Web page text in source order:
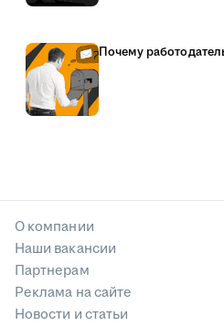
Почему
О компании
Наши вакансии
Партнерам
Реклама на сайте
Новости и статьи